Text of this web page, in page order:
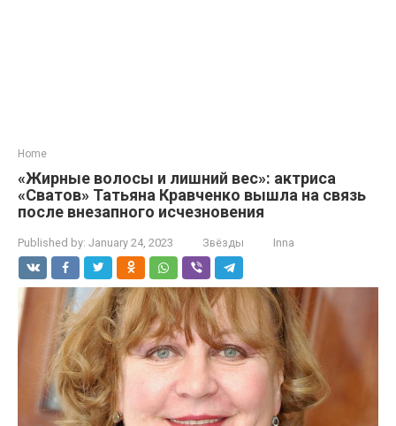
Home
«Жирные волосы и лишний вес»: актриса
«Сватов» Татьяна Кравченко вышла на связь
после внезапного исчезновения
Published by: January 24, 2023 Звёзды Inna